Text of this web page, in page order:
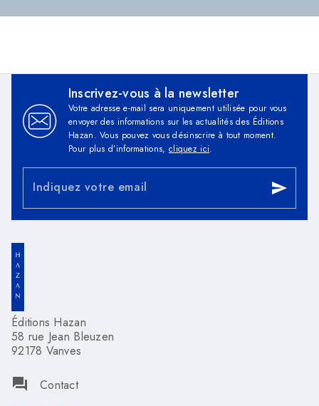
Inscrivez-vous à la newsletter
Votre adresse e-mail sera uniquement utilisée pour vous
envoyer des informations sur les actualités des Éditions
Hazan. Vous pouvez vous désinscrire à tout moment.
Pour plus d’informations, cliquez ici.
Indiquez votre email send
Éditions Hazan
58 rue Jean Bleuzen
92178 Vanves
question_answer Contact